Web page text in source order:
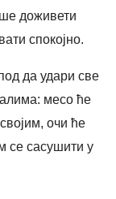
доживети
спокојно.
да удари све
месо ће
очи ће
се сасушити у